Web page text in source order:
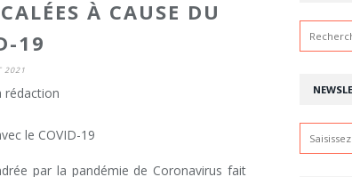
À CAUSE DU
19
2021
rédaction
par la pandémie de Coronavirus fait